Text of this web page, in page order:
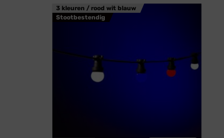
3 kleuren / rood wit blauw
Stootbestendig